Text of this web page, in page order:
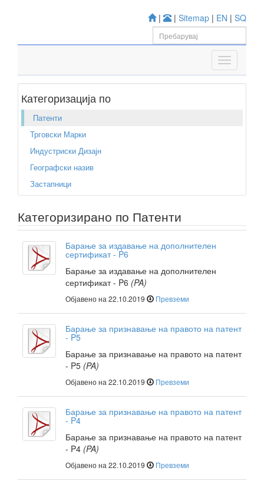
| | Sitemap | EN | SQ
Категоризација по
Патенти
Трговски Марки
Индустриски Дизајн
Географски назив
Застапници
Категоризирано по Патенти
Барање за издавање на дополнителен
сертификат - P6
Барање за издавање на дополнителен
сертификат - P6 (PA)
Објавено на 22.10.2019 Превземи
Барање за признавање на правото на патент
- P5
Барање за признавање на правото на патент
- P5 (PA)
Објавено на 22.10.2019 Превземи
Барање за признавање на правото на патент
- P4
Барање за признавање на правото на патент
- P4 (PA)
Објавено на 22.10.2019 Превземи